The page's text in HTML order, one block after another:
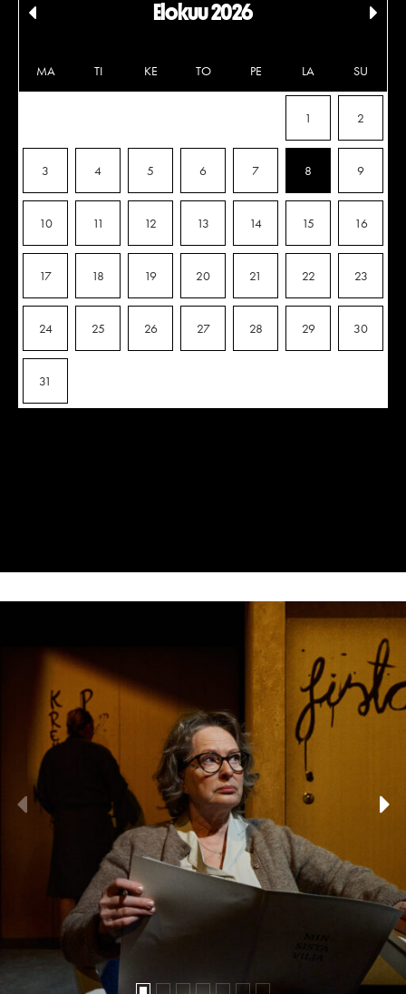
Edellinen
Elokuu 2026
MA TI KE TO PE LA SU
1 2
3 4 5 6 7 8 9
10 11 12 13 14 15 16
17 18 19 20 21 22 23
24 25 26 27 28 29 30
31